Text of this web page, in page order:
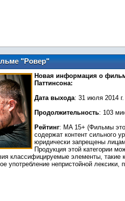
"Ровер"
Новая информация о
Паттинсона:
Дата выхода: 31 июля 2014
Продолжительность: 103
Рейтинг: MA 15+ (Фильмы
содержат контент сильного
юридически запрещены
Продукция этой категории
классифицируемые элементы, такие
употребление непристойной лексики,